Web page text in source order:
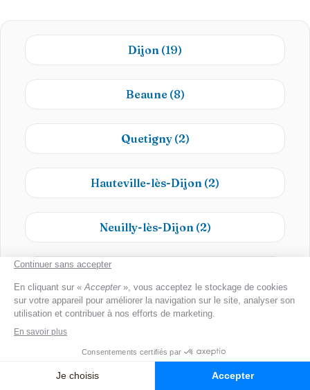
Dijon (19)
Beaune (8)
Quetigny (2)
Hauteville-lès-Dijon (2)
Neuilly-lès-Dijon (2)
Fontaine-lès-Dijon
Rouvray (1)
Ruffey-lès-Beaune(1)